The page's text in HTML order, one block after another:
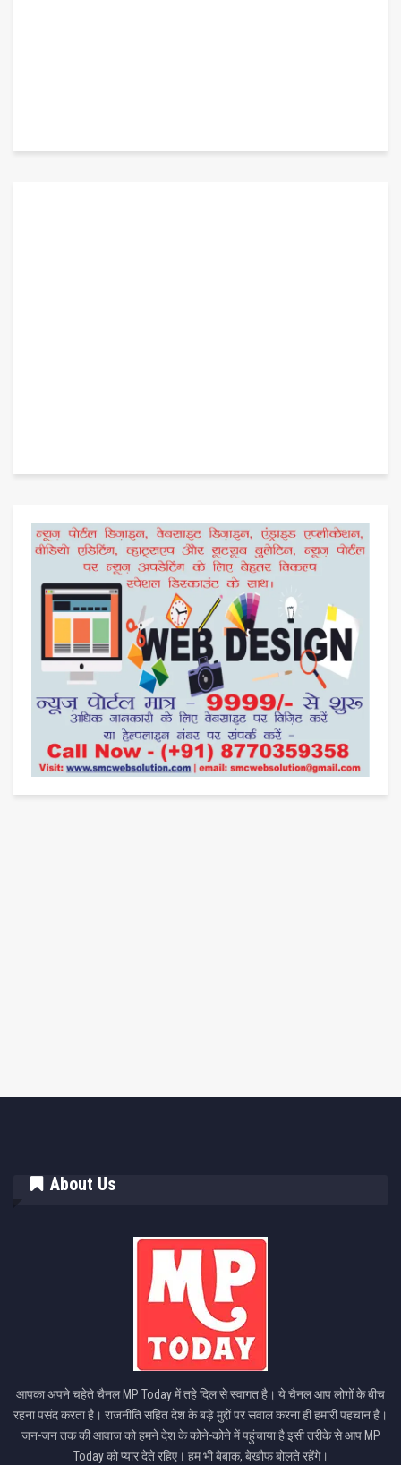
About Us
आपका अपने चहेते चैनल MP Today में तहे दिल से स्वागत है। ये चैनल आप लोगों के बीच
रहना पसंद करता है। राजनीति सहित देश के बड़े मुद्दों पर सवाल करना ही हमारी पहचान है।
जन-जन तक की आवाज को हमने देश के कोने-कोने में पहुंचाया है इसी तरीके से आप MP
Today को प्यार देते रहिए। हम भी बेबाक, बेखौफ बोलते रहेंगे।